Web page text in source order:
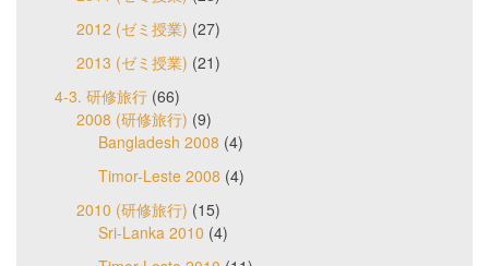
2012 (ゼミ授業) (27)
2013 (ゼミ授業) (21)
4-3. 研修旅行 (66)
2008 (研修旅行) (9)
Bangladesh 2008 (4)
Timor-Leste 2008 (4)
2010 (研修旅行) (15)
Sri-Lanka 2010 (4)